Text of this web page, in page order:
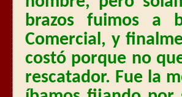
brazos fuimos a
Comercial, y
costó porque no
rescatador. Fue la